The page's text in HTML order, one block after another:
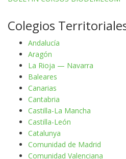
Colegios
Andalucía
Aragón
La Rioja — Navarra
Baleares
Canarias
Cantabria
Castilla-La Mancha
Castilla-León
Catalunya
Comunidad de Madrid
Comunidad Valenciana